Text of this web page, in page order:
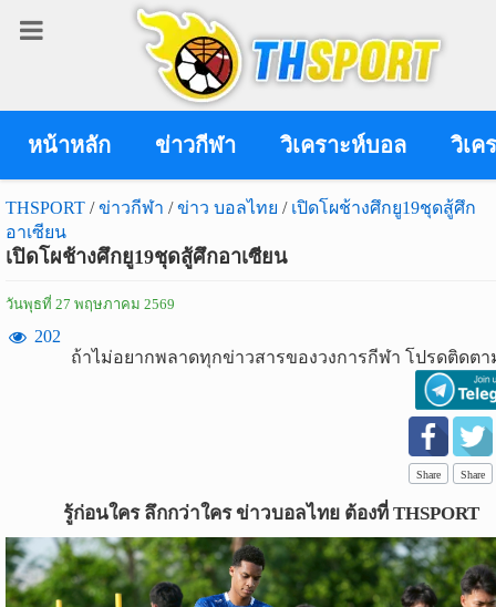
หน้าหลัก ข่าวกีฬา วิเคราะห์บอล วิเค
THSPORT / ข่าวกีฬา / ข่าว บอลไทย / เปิดโผช้างศึกยู19ชุดสู้ศึก
อาเซียน
เปิดโผช้างศึกยู19ชุดสู้ศึกอาเซียน
วันพุธที่ 27 พฤษภาคม 2569
202
ถ้าไม่อยากพลาดทุกข่าวสารของวงการกีฬา โปรดติดตา
Share Share
รู้ก่อนใคร ลึกกว่าใคร ข่าวบอลไทย ต้องที่ THSPORT
เข้า
เข้าสู่ระบบ
เข้าสู่ระบบด้วย facebook
สมัคร
สมาชิก
บอล
ไทย